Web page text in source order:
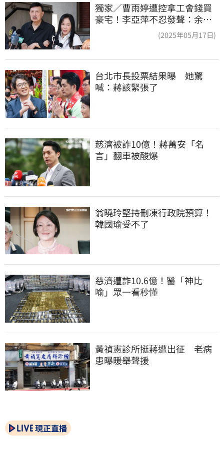
獨家／曹雨婷遭控拿工會錢買
豪宅！李亞萍不忍發聲：余天
(2025年05月17日)
台北市長投票結果曝　她驚
喊：蔣該緊張了
慈濟被詐10億！蔣萬安「名
言」翻車被酸爆
翁曉玲堅持刪凍行政院預算！
韓國瑜受不了
慈濟遭詐10.6億！醫「神比
喻」眾一看秒懂
黃禎憲診所挺蔣遭出征　老病
患曝暖舉聲援
現正直播